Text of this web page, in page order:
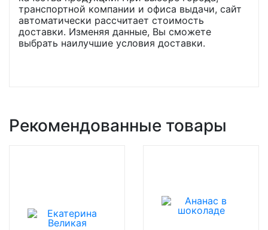
транспортной компании и офиса выдачи, сайт
автоматически рассчитает стоимость
доставки. Изменяя данные, Вы сможете
выбрать наилучшие условия доставки.
Рекомендованные товары